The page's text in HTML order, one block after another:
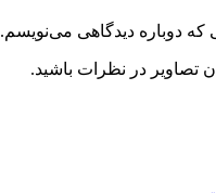
که دوباره دیدگاهی می‌نویسم.
تصاویر در نظرات باشید.